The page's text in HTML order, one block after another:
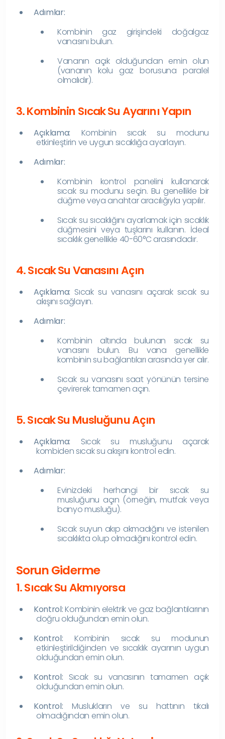
Adımlar:
Kombinin gaz girişindeki doğalgaz
vanasını bulun.
Vananın açık olduğundan emin olun
(vananın kolu gaz borusuna paralel
olmalıdır).
3. Kombinin Sıcak Su Ayarını Yapın
Açıklama: Kombinin sıcak su modunu
etkinleştirin ve uygun sıcaklığa ayarlayın.
Adımlar:
Kombinin kontrol panelini kullanarak
sıcak su modunu seçin. Bu genellikle bir
düğme veya anahtar aracılığıyla yapılır.
Sıcak su sıcaklığını ayarlamak için sıcaklık
düğmesini veya tuşlarını kullanın. İdeal
sıcaklık genellikle 40-60°C arasındadır.
4. Sıcak Su Vanasını Açın
Açıklama: Sıcak su vanasını açarak sıcak su
akışını sağlayın.
Adımlar:
Kombinin altında bulunan sıcak su
vanasını bulun. Bu vana genellikle
kombinin su bağlantıları arasında yer alır.
Sıcak su vanasını saat yönünün tersine
çevirerek tamamen açın.
5. Sıcak Su Musluğunu Açın
Açıklama: Sıcak su musluğunu açarak
kombiden sıcak su akışını kontrol edin.
Adımlar:
Evinizdeki herhangi bir sıcak su
musluğunu açın (örneğin, mutfak veya
banyo musluğu).
Sıcak suyun akıp akmadığını ve istenilen
sıcaklıkta olup olmadığını kontrol edin.
Sorun Giderme
1. Sıcak Su Akmıyorsa
Kontrol:Kombinin elektrik ve gaz bağlantılarının
doğru olduğundan emin olun.
Kontrol: Kombinin sıcak su modunun
etkinleştirildiğinden ve sıcaklık ayarının uygun
olduğundan emin olun.
Kontrol: Sıcak su vanasının tamamen açık
olduğundan emin olun.
Kontrol: Muslukların ve su hattının tıkalı
olmadığından emin olun.